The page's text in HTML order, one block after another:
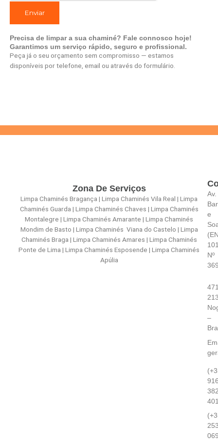
Enviar
Precisa de limpar a sua chaminé? Fale connosco hoje!
Garantimos um serviço rápido, seguro e profissional.
Peça já o seu orçamento sem compromisso — estamos
disponíveis por telefone, email ou através do formulário.
Zona De Serviços
Limpa Chaminés Bragança | Limpa Chaminés Vila Real | Limpa
Chaminés Guarda | Limpa Chaminés Chaves | Limpa Chaminés
Montalegre | Limpa Chaminés Amarante | Limpa Chaminés
Mondim de Basto | Limpa Chaminés Viana do Castelo | Limpa
Chaminés Braga | Limpa Chaminés Amares | Limpa Chaminés
Ponte de Lima | Limpa Chaminés Esposende | Limpa Chaminés
Apúlia
Av.
e
Nº
–